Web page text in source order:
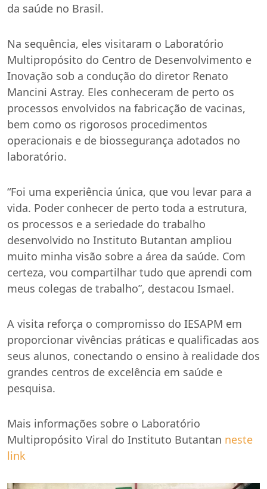
da saúde no Brasil.
Na sequência, eles visitaram o Laboratório
Multipropósito do Centro de Desenvolvimento e
Inovação sob a condução do diretor Renato
Mancini Astray. Eles conheceram de perto os
processos envolvidos na fabricação de vacinas,
bem como os rigorosos procedimentos
operacionais e de biossegurança adotados no
laboratório.
“Foi uma experiência única, que vou levar para a
vida. Poder conhecer de perto toda a estrutura,
os processos e a seriedade do trabalho
desenvolvido no Instituto Butantan ampliou
muito minha visão sobre a área da saúde. Com
certeza, vou compartilhar tudo que aprendi com
meus colegas de trabalho”, destacou Ismael.
A visita reforça o compromisso do IESAPM em
proporcionar vivências práticas e qualificadas aos
seus alunos, conectando o ensino à realidade dos
grandes centros de excelência em saúde e
pesquisa.
Mais informações sobre o Laboratório
Multipropósito Viral do Instituto Butantan neste
link